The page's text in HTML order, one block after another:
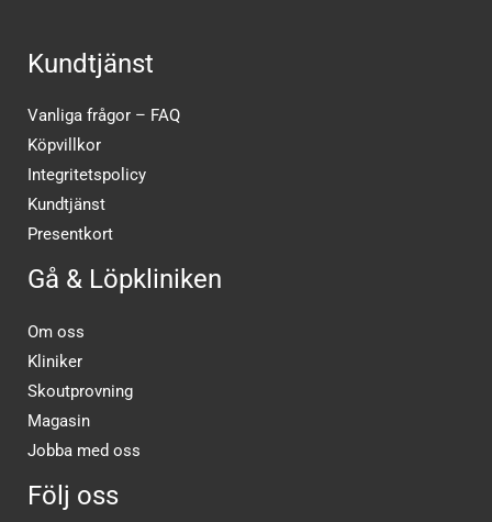
Kundtjänst
Vanliga frågor – FAQ
Köpvillkor
Integritetspolicy
Kundtjänst
Presentkort
Gå & Löpkliniken
Om oss
Kliniker
Skoutprovning
Magasin
Jobba med oss
Följ oss